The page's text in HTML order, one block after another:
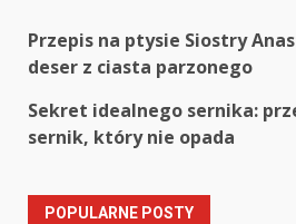
Post
navigation
Przepis na ptysie Siostry
deser z ciasta parzonego
Sekret idealnego sernika:
sernik, który nie opada
POPULARNE POSTY